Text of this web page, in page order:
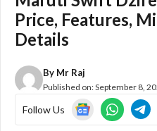
Price, Features,
Details
By Mr Raj
Published on:September 8,
Follow Us